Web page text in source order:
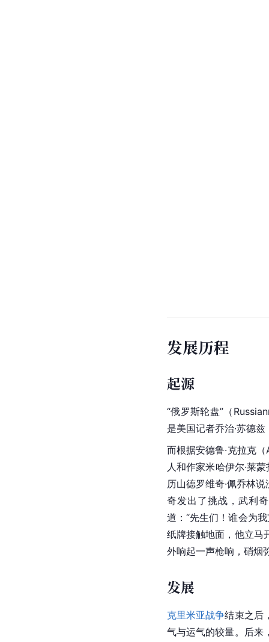
发展历程
起源
“俄罗斯轮盘”（ Russian
是美国记者乔治·苏德兹
而根据安德鲁·克拉克
人和作家米哈伊尔·莱
历山德罗维奇·佩乔林
奇发出了挑战，武利
道：“先生们！谁会为
纸牌接触地面，他立马
外响起一声枪响，硝烟
发展
克里米亚战争结束之后
气与运气的较量。后来